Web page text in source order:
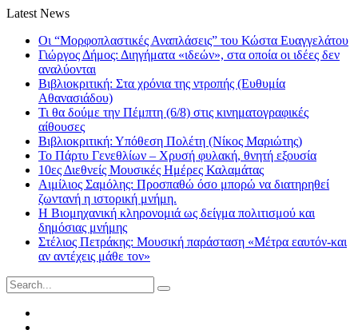
Latest News
Οι “Μορφοπλαστικές Αναπλάσεις” του Κώστα Ευαγγελάτου
Γιώργος Δήμος: Διηγήματα «ιδεών», στα οποία οι ιδέες δεν
αναλύονται
Βιβλιοκριτική: Στα χρόνια της ντροπής (Ευθυμία
Αθανασιάδου)
Τι θα δούμε την Πέμπτη (6/8) στις κινηματογραφικές
αίθουσες
Βιβλιοκριτική: Υπόθεση Πολέτη (Νίκος Μαριώτης)
Το Πάρτυ Γενεθλίων – Χρυσή φυλακή, θνητή εξουσία
10ες Διεθνείς Μουσικές Ημέρες Καλαμάτας
Αιμίλιος Σαμόλης: Προσπαθώ όσο μπορώ να διατηρηθεί
ζωντανή η ιστορική μνήμη.
Η Βιομηχανική κληρονομιά ως δείγμα πολιτισμού και
δημόσιας μνήμης
Στέλιος Πετράκης: Μουσική παράσταση «Μέτρα εαυτόν-και
αν αντέχεις μάθε τον»
Search
for: